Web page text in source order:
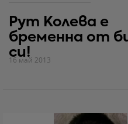
Рут Колева е
бременна от
си!
16 май 2013